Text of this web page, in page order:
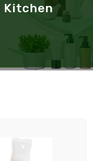
Kitchen